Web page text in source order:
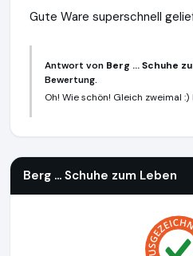
Gute Ware superschnell
Antwort von Berg ... Schuhe
Bewertung.
Oh! Wie schön! Gleich zweimal :)
Berg ... Schuhe zum Leben